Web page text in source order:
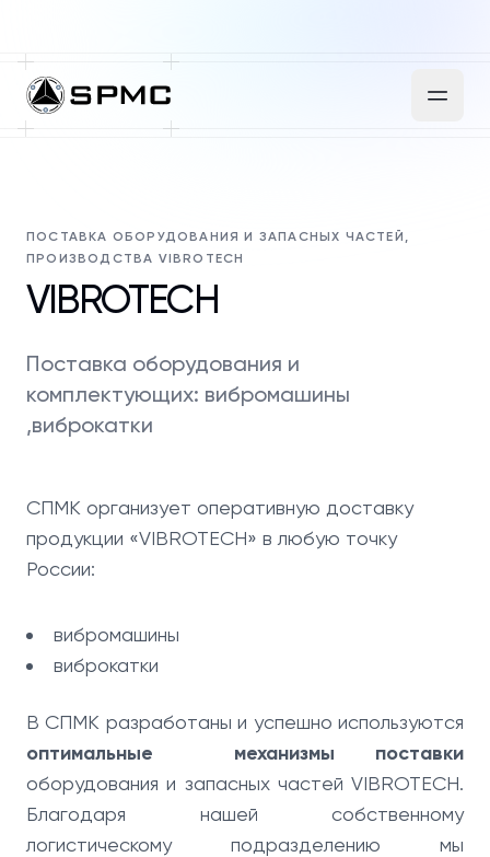
ПОСТАВКА ОБОРУДОВАНИЯ И ЗАПАСНЫХ ЧАСТЕЙ,
ПРОИЗВОДСТВА VIBROTECH
VIBROTECH
Поставка оборудования и
комплектующих: вибромашины
,виброкатки
СПМК организует оперативную доставку
продукции «VIBROTECH» в любую точку
России:
вибромашины
виброкатки
В СПМК разработаны и успешно используются
оптимальные механизмы поставки
оборудования и запасных частей VIBROTECH.
Благодаря нашей собственному
логистическому подразделению мы